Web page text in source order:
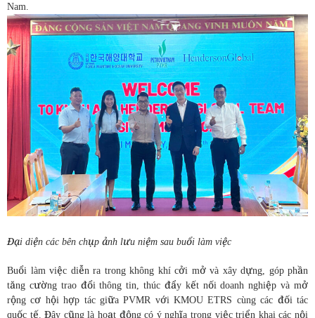
Nam.
Đại diện các bên chụp ảnh lưu niệm sau buổi làm việc
Buổi làm việc diễn ra trong không khí cởi mở và xây dựng, góp phần
tăng cường trao đổi thông tin, thúc đẩy kết nối doanh nghiệp và mở
rộng cơ hội hợp tác giữa PVMR với KMOU ETRS cùng các đối tác
quốc tế. Đây cũng là hoạt động có ý nghĩa trong việc triển khai các nội